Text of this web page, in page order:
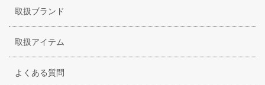
取扱ブランド
取扱アイテム
よくある質問